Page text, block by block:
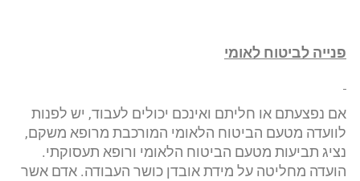
פנייה לביטוח לאומי
אם נפצעתם או חליתם ואינכם יכולים לעבוד, יש לפנות
לוועדה מטעם הביטוח הלאומי המורכבת מרופא משקם,
נציג תביעות מטעם הביטוח הלאומי ורופא תעסוקתי.
הועדה מחליטה על מידת אובדן כושר העבודה. אדם אשר